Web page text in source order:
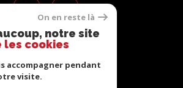
NOUS
adhérons
On en reste là
notre site
les cookies
accompagner pendant
visite.